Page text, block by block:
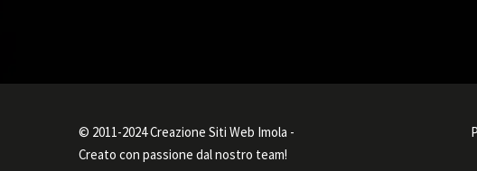
© 2011-2024 Creazione Siti Web Imola -
Creato con passione dal nostro team!